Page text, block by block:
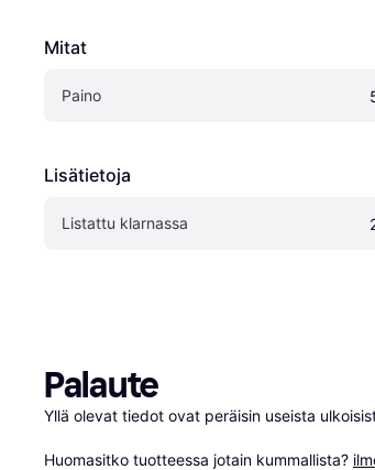
Mitat
Paino
Lisätietoja
Listattu klarnassa
Palaute
Yllä olevat tiedot ovat peräisin useista
Huomasitko tuotteessa jotain kummallista?